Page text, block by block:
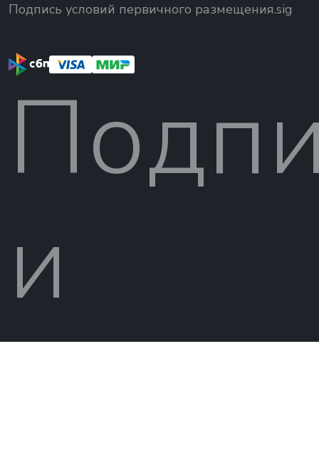
Подпись условий первичного размещения.sig
и